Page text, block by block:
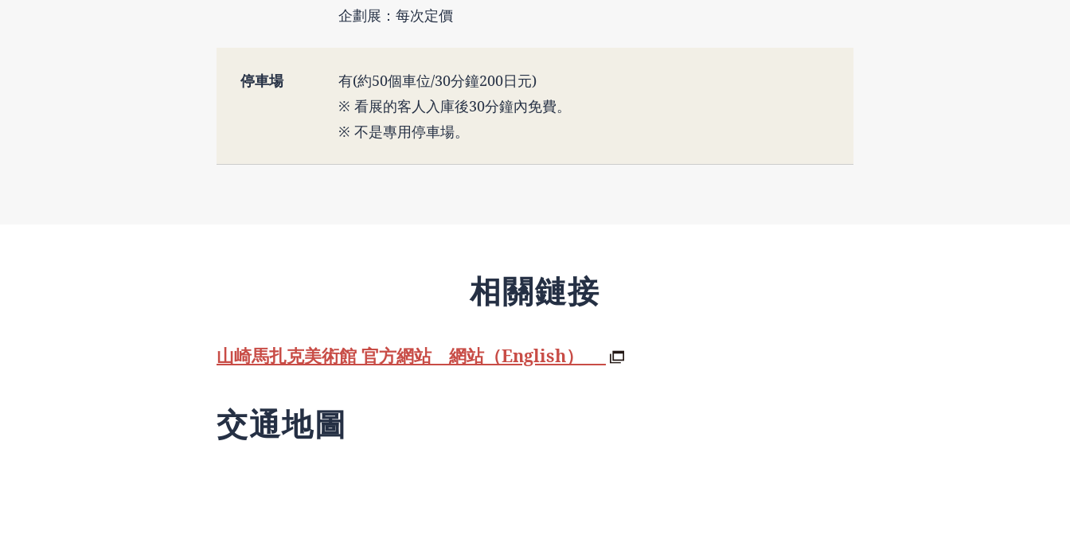
企劃展：每次定價
停車場
有(約50個車位/30分鐘200日元)
※ 看展的客人入庫後30分鐘內免費。
※ 不是專用停車場。
相關鏈接
山崎馬扎克美術館 官方網站 網站（English）
交通地圖